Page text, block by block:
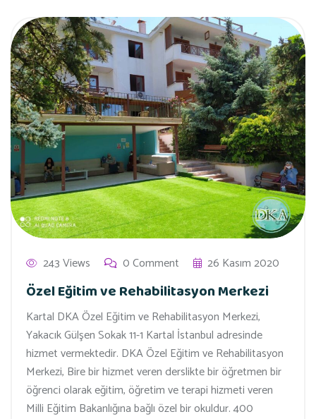
243 Views 0 Comment 26 Kasım 2020
Özel Eğitim ve Rehabilitasyon Merkezi
Kartal DKA Özel Eğitim ve Rehabilitasyon Merkezi,
Yakacık Gülşen Sokak 11-1 Kartal İstanbul adresinde
hizmet vermektedir. DKA Özel Eğitim ve Rehabilitasyon
Merkezi, Bire bir hizmet veren derslikte bir öğretmen bir
öğrenci olarak eğitim, öğretim ve terapi hizmeti veren
Milli Eğitim Bakanlığına bağlı özel bir okuldur. 400